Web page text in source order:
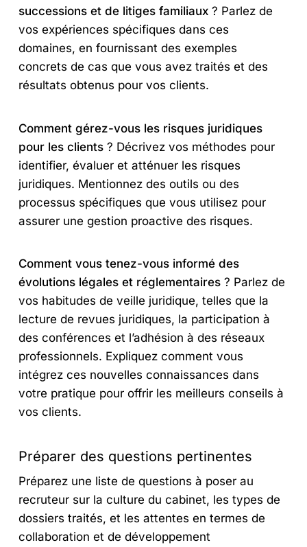
successions et de litiges familiaux? Parlez de
vos expériences spécifiques dans ces
domaines, en fournissant des exemples
concrets de cas que vous avez traités et des
résultats obtenus pour vos clients.
Comment gérez-vous les risques juridiques
pour les clients? Décrivez vos méthodes pour
identifier, évaluer et atténuer les risques
juridiques. Mentionnez des outils ou des
processus spécifiques que vous utilisez pour
assurer une gestion proactive des risques.
Comment vous tenez-vous informé des
évolutions légales et réglementaires? Parlez de
vos habitudes de veille juridique, telles que la
lecture de revues juridiques, la participation à
des conférences et l’adhésion à des réseaux
professionnels. Expliquez comment vous
intégrez ces nouvelles connaissances dans
votre pratique pour offrir les meilleurs conseils à
vos clients.
Préparer des questions pertinentes
Préparez une liste de questions à poser au
recruteur sur la culture du cabinet, les types de
dossiers traités, et les attentes en termes de
collaboration et de développement